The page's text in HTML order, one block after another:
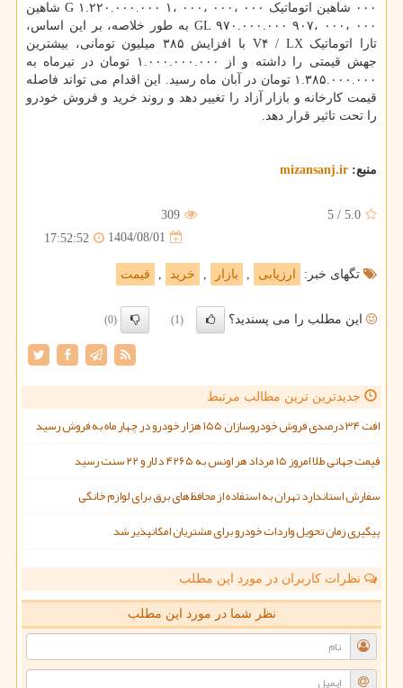
۰۰۰ شاهین اتوماتیک G ۱.۲۲۰.۰۰۰.۰۰۰ ۱، ۰۰۰، ۰۰۰، ۰۰۰ شاهین
GL ۹۷۰.۰۰۰.۰۰۰ ۹۰۷، ۰۰۰، ۰۰۰ به طور خلاصه، بر این اساس،
تارا اتوماتیک V۴ / LX با افزایش ۳۸۵ میلیون تومانی، بیشترین
جهش قیمتی را داشته و از ۱.۰۰۰.۰۰۰.۰۰۰ تومان در تیرماه به
۱.۳۸۵.۰۰۰.۰۰۰ تومان در آبان ماه رسید. این اقدام می تواند فاصله
قیمت کارخانه و بازار آزاد را تغییر دهد و روند خرید و فروش خودرو
را تحت تاثیر قرار دهد.
منبع: mizansanj.ir
5.0
/
5
309
1404/08/01
17:52:52
تگهای خبر: ارزیابی بازار خرید قیمت
این مطلب را می پسندید؟ (1)
(0)
جدیدترین ترین مطالب مرتبط
افت ۳۴ درصدی فروش خودروسازان ۱۵۵ هزار خودرو در چهار ماه به فروش رسید
قیمت جهانی طلا امروز ۱۵ مرداد هر اونس به ۴۲۶۵ دلار و ۲۲ سنت رسید
سفارش استاندارد تهران به استفاده از محافظ های برق برای لوازم خانگی
پیگیری زمان تحویل واردات خودرو برای مشتریان امکانپذیر شد
نظرات کاربران در مورد این مطلب
نظر شما در مورد این مطلب